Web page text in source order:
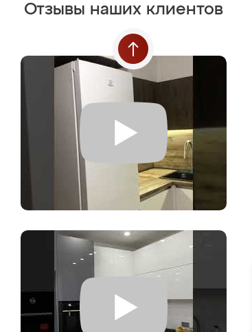
Отзывы наших клиентов